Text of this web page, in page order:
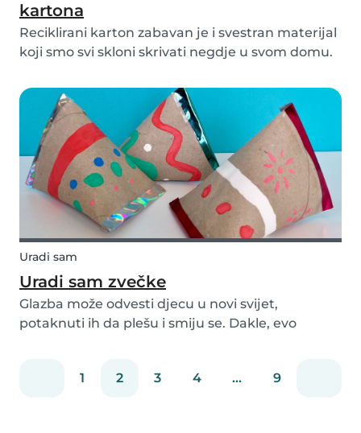
kartona
Reciklirani karton zabavan je i svestran materijal
koji smo svi skloni skrivati negdje u svom domu.
zašto ne biste napravili nešto lijepo s njim?
Okupite djecu, izvadite boju i pokrenite s...
Uradi sam
Uradi sam zvečke
Glazba može odvesti djecu u novi svijet,
potaknuti ih da plešu i smiju se. Dakle, evo
ćete vi i djeca uvijek biti spremni zaplesati kad
1 2 3 4 ... 9